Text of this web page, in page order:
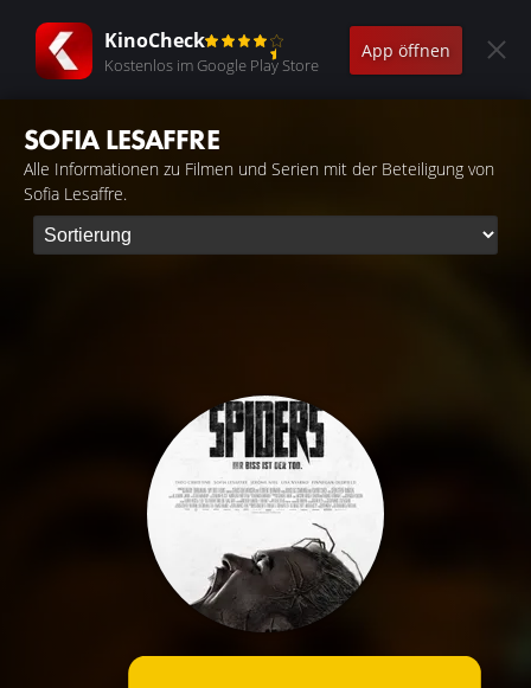
KinoCheck
Kostenlos im Google Play Store
App öffnen
SOFIA LESAFFRE
Alle Informationen zu Filmen und Serien mit der Beteiligung von
Sofia Lesaffre.